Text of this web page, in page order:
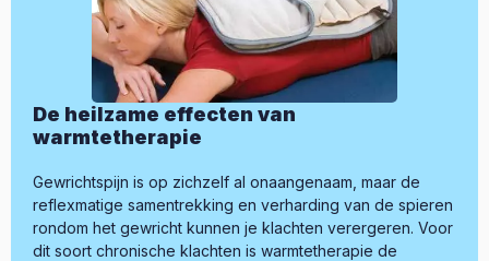
De heilzame effecten van
warmtetherapie
Gewrichtspijn is op zichzelf al onaangenaam, maar de
reflexmatige samentrekking en verharding van de spieren
rondom het gewricht kunnen je klachten verergeren. Voor
dit soort chronische klachten is warmtetherapie de